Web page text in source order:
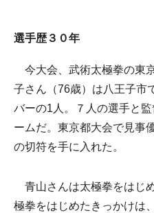
選手歴３０年
今大会、武術太極拳の東
子さん（76歳）は八王子市
バーの1人。７人の選手と
ームだ。東京都大会で見事
の切符を手に入れた。
青山さんは太極拳をはじ
極拳をはじめたきっかけは